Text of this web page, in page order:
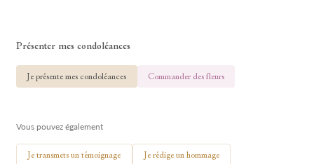
Présenter mes condoléances
Je présente mes condoléances Commander des fleurs
Vous pouvez également
Je transmets un témoignage Je rédige un hommage